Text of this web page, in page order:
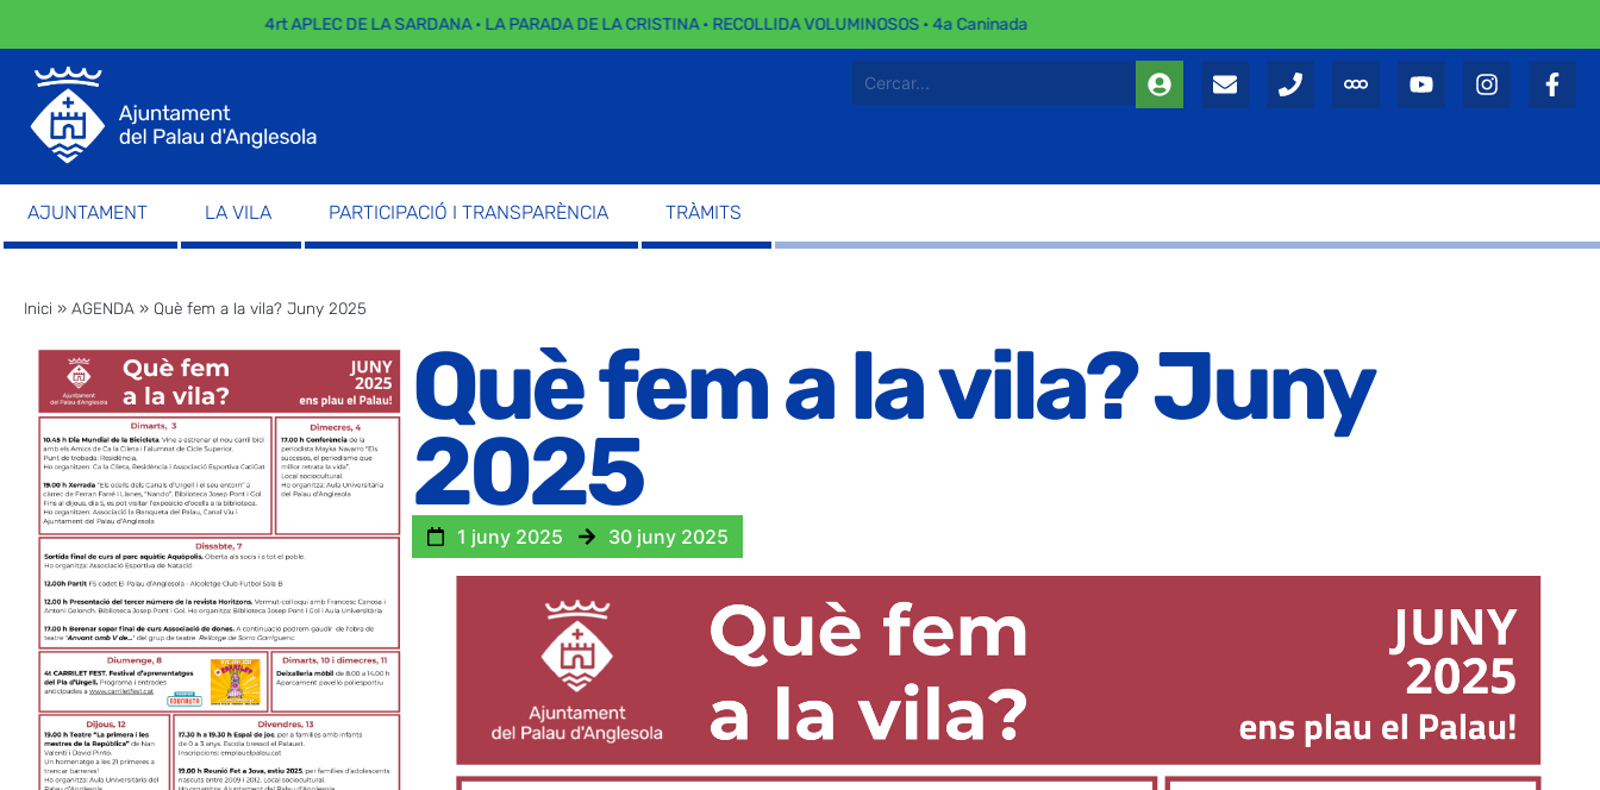
4rt APLEC DE LA SARDANA · LA PARADA DE LA CRISTINA · RECOLLIDA VOLUMINOSOS · 4a Caninada
AJUNTAMENT LA VILA PARTICIPACIÓ I TRANSPARÈNCIA TRÀMITS
Inici » AGENDA » Què fem a la vila? Juny 2025
Què fem a la vila? Juny
2025
1 juny 2025 30 juny 2025